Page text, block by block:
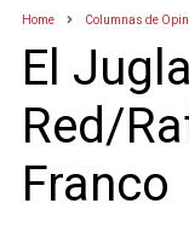
Home Columnas de
El
Red/
Franco